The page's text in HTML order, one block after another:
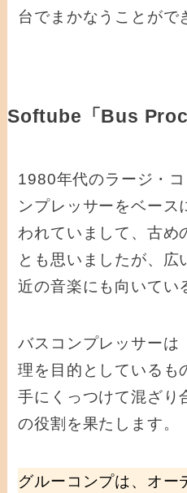
台でまかなうことがで
Softube「Bus
1980年代のラージ・
ンプレッサーをベース
われていまして、古め
とも思いましたが、広
近の音楽にも向いてい
バスコンプレッサーは
理を目的としているも
手にくっつけて混ざり
の役割を果たします。
グルーコンプは、オー